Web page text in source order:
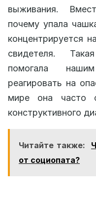
выживания.
почему упала
концентрируется
свидетеля.
помогала
реагировать на
мире она часто
конструктивного
Читайте также:
от социопата?